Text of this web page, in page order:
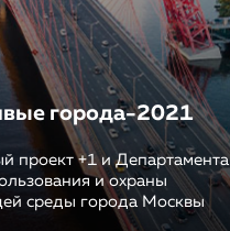
города-2021
проект +1 и Департамента
и охраны
среды города Москвы